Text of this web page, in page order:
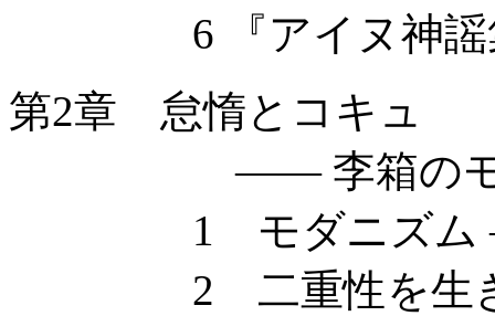
6 『アイヌ神謡集
第2章 怠惰とコキュ
—— 李箱のモダ
1 モダニズム ——
2 二重性を生き